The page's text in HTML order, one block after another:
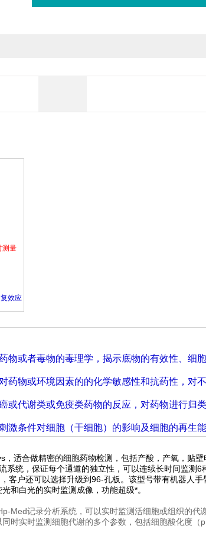
测量
效应
物或者毒物的毒理学，揭示底物的有效性、细
药物或环境因素的的化学敏感性和抗药性，对
或代谢类或免疫类药物的反应，对药物进行归
刺激条件对细胞（干细胞）的影响及细胞的再生
，适合做精密的细胞药物检测，包括产酸，产氧，贴
系统，保证每个通道的独立性，可以连续长时间监测6
客户还可以选择升级到96-孔板。该型号带有机器人
和白光的实时监测成像，功能超级*。
Med记录分析系统，可以实时监测活细胞或组织的
时实时监测细胞代谢的多个参数，包括细胞酸化度（